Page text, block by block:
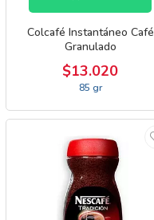
Colcafé Instantáneo Café
Granulado
$13.020
85 gr